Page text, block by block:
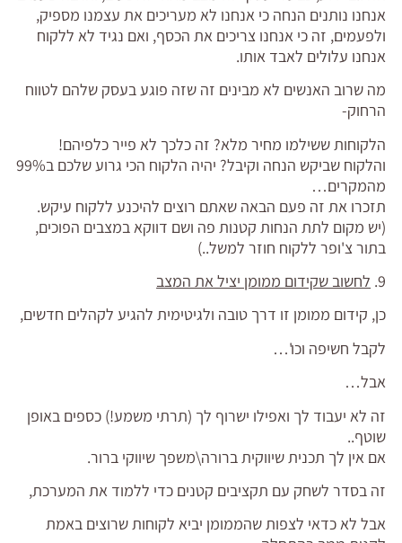
אנחנו נותנים הנחה כי אנחנו לא מעריכים את עצמנו מספיק,
ולפעמים, זה כי אנחנו צריכים את הכסף, ואם נגיד לא ללקוח
אנחנו עלולים לאבד אותו.
מה שרוב האנשים לא מבינים זה שזה פוגע בעסק שלהם לטווח
הרחוק-
הלקוחות ששילמו מחיר מלא? זה כלכך לא פייר כלפיהם!
והלקוח שביקש הנחה וקיבל? יהיה הלקוח הכי גרוע שלכם ב99%
מהמקרים…
תזכרו את זה פעם הבאה שאתם רוצים להיכנע ללקוח עיקש.
(יש מקום לתת הנחות קטנות פה ושם דווקא במצבים הפוכים,
בתור צ'ופר ללקוח חוזר למשל..)
9. לחשוב שקידום ממומן יציל את המצב
כן, קידום ממומן זו דרך טובה ולגיטימית להגיע לקהלים חדשים,
לקבל חשיפה וכו'…
אבל…
זה לא יעבוד לך ואפילו ישרוף לך (תרתי משמע!) כספים באופן
שוטף..
אם אין לך תכנית שיווקית ברורה\משפך שיווקי ברור.
זה בסדר לשחק עם תקציבים קטנים כדי ללמוד את המערכת,
אבל לא כדאי לצפות שהממומן יביא לקוחות שרוצים באמת